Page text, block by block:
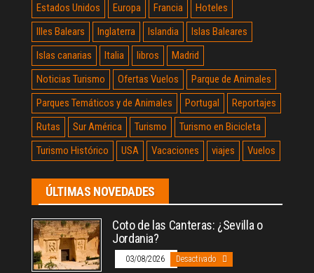
Estados Unidos
Europa Francia
Hoteles
Illes Balears
Inglaterra Islandia
Islas Baleares
Islas canarias
Italia libros
Madrid
Noticias Turismo
Ofertas Vuelos
Parque de Animales
Parques Temáticos y de Animales
Portugal
Reportajes
Rutas
Sur América Turismo
Turismo en Bicicleta
Turismo Histórico
USA Vacaciones viajes Vuelos
ÚLTIMAS NOVEDADES
Coto de las Canteras: ¿Sevilla o
Jordania?
03/08/2026 Desactivado